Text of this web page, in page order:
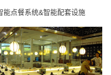
能点餐系统&智能配套设施